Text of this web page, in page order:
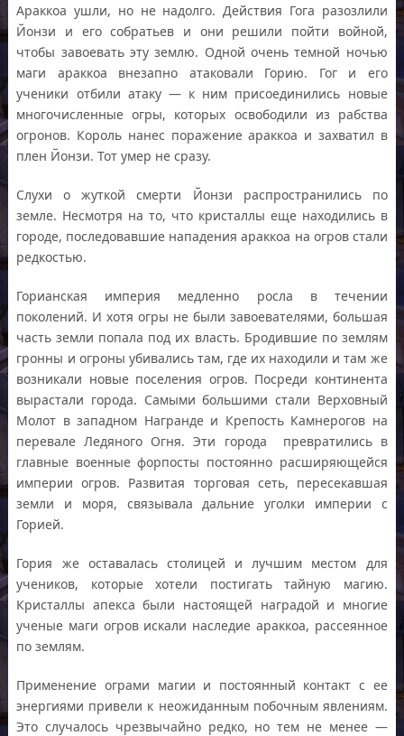
Араккоа ушли, но не надолго. Действия Гога разозлили
Йонзи и его собратьев и они решили пойти войной,
чтобы завоевать эту землю. Одной очень темной ночью
маги араккоа внезапно атаковали Горию. Гог и его
ученики отбили атаку — к ним присоединились новые
многочисленные огры, которых освободили из рабства
огронов. Король нанес поражение араккоа и захватил в
плен Йонзи. Тот умер не сразу.
Слухи о жуткой смерти Йонзи распространились по
земле. Несмотря на то, что кристаллы еще находились в
городе, последовавшие нападения араккоа на огров стали
редкостью.
Горианская империя медленно росла в течении
поколений. И хотя огры не были завоевателями, большая
часть земли попала под их власть. Бродившие по землям
гронны и огроны убивались там, где их находили и там же
возникали новые поселения огров. Посреди континента
вырастали города. Самыми большими стали Верховный
Молот в западном Награнде и Крепость Камнерогов на
перевале Ледяного Огня. Эти города превратились в
главные военные форпосты постоянно расширяющейся
империи огров. Развитая торговая сеть, пересекавшая
земли и моря, связывала дальние уголки империи с
Горией.
Гория же оставалась столицей и лучшим местом для
учеников, которые хотели постигать тайную магию.
Кристаллы апекса были настоящей наградой и многие
ученые маги огров искали наследие араккоа, рассеянное
по землям.
Применение ограми магии и постоянный контакт с ее
энергиями привели к неожиданным побочным явлениям.
Это случалось чрезвычайно редко, но тем не менее —